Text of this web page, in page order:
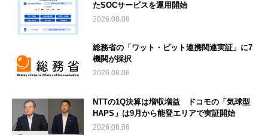
たSOCサービスを運用開始
2026.08.06
総務省の「ワット・ビット連携関連実証」に7
機関が採択
2026.08.06
NTTの1Q決算は増収増益 ドコモの「気球型
HAPS」は9月から能登エリアで実証開始
2026.08.06